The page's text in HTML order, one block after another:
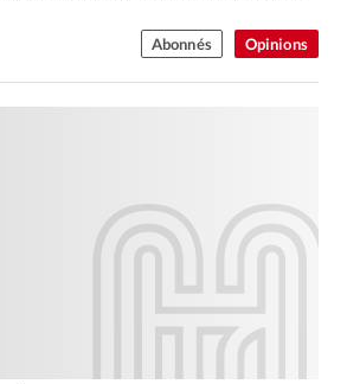
Opinions
Abonnés